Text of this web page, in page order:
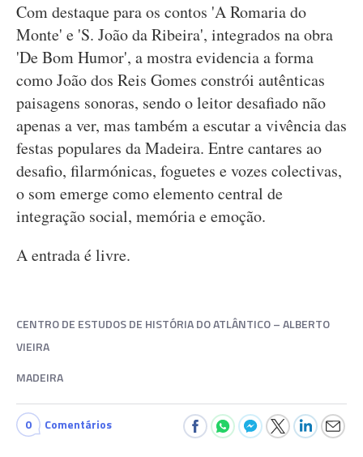
Com destaque para os contos 'A Romaria do
Monte' e 'S. João da Ribeira', integrados na obra
'De Bom Humor', a mostra evidencia a forma
como João dos Reis Gomes constrói autênticas
paisagens sonoras, sendo o leitor desafiado não
apenas a ver, mas também a escutar a vivência das
festas populares da Madeira. Entre cantares ao
desafio, filarmónicas, foguetes e vozes colectivas,
o som emerge como elemento central de
integração social, memória e emoção.
A entrada é livre.
CENTRO DE ESTUDOS DE HISTÓRIA DO ATLÂNTICO – ALBERTO
VIEIRA
MADEIRA
0 Comentários